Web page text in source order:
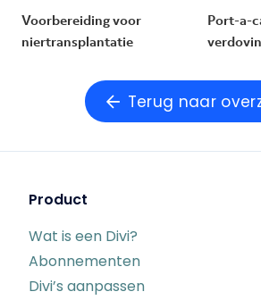
Voorbereiding voor
niertransplantatie
Port-a-
Terug naar
Product
Wat is een Divi?
Abonnementen
Divi’s aanpassen